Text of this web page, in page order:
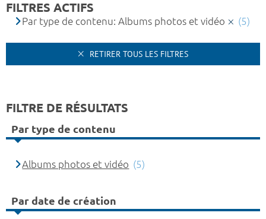
FILTRES ACTIFS
Par type de contenu: Albums photos et vidéo (5)
RETIRER TOUS LES FILTRES
FILTRE DE RÉSULTATS
Par type de contenu
Albums photos et vidéo (5)
Par date de création